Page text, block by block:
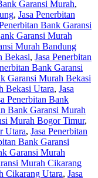
Garansi Murah,
, Jasa Penerbitan
Bank Garansi
Garansi Murah
Murah Bandung
Bekasi, Jasa Penerbitan
Bank Garansi
Garansi Murah Bekasi
Bekasi Utara, Jasa
Penerbitan Bank
Bank Garansi Murah
Murah Bogor Timur,
Utara, Jasa Penerbitan
Bank Garansi
Garansi Murah
Murah Cikarang
Cikarang Utara, Jasa